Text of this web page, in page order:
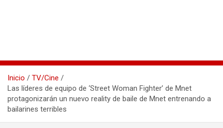
Inicio
TV/Cine
Las líderes de equipo de ‘Street Woman Fighter’ de Mnet
protagonizarán un nuevo reality de baile de Mnet entrenando a
bailarines terribles